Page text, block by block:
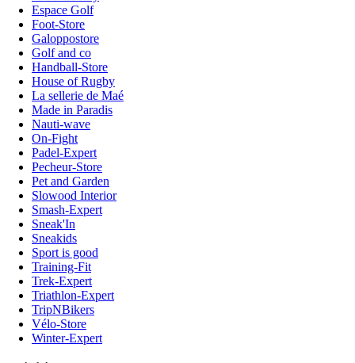
Espace Golf
Foot-Store
Galoppostore
Golf and co
Handball-Store
House of Rugby
La sellerie de Maé
Made in Paradis
Nauti-wave
On-Fight
Padel-Expert
Pecheur-Store
Pet and Garden
Slowood Interior
Smash-Expert
Sneak'In
Sneakids
Sport is good
Training-Fit
Trek-Expert
Triathlon-Expert
TripNBikers
Vélo-Store
Winter-Expert